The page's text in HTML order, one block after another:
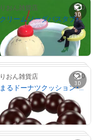
# 2/100
# 2/100
3D
りおん雑貨店 0
クリームソーダバスタブ・メロン(座れるアニメーションつき)
2,000 ( $12.67)
Primary Sale
3D
りおん雑貨店 0
まるドーナツクッション・チョコ
1,000 ($6.34)
Primary Sale